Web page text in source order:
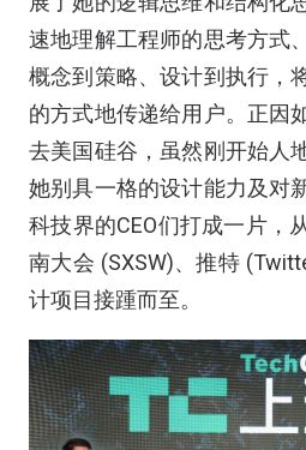
速地理解工程师的思考方式
概念到策略、设计到执行，
的方式地传递给用户。正因
去美国硅谷，虽然刚开始人
她别具一格的设计能力及对
科技界的CEO们打成一片，
南大会 (SXSW)、推特
计项目接踵而至。